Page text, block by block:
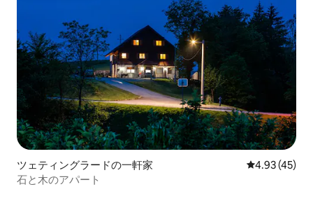
ツェティングラードの一軒家 レビュー45
4.93 (45)
石と木のアパート